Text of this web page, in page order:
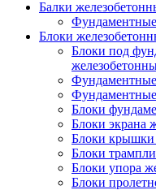
Балки
Блоки
Блоки под
Фундаментные
Блоки
Блоки экрана
Блоки крышки
Блоки
Блоки упора
Блоки